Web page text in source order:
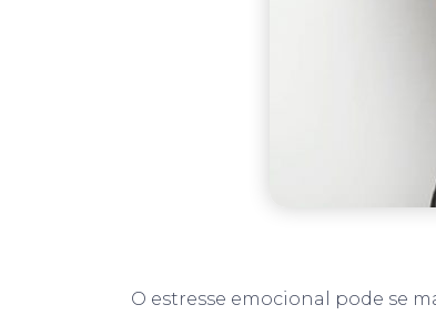
O estresse emocional pode se